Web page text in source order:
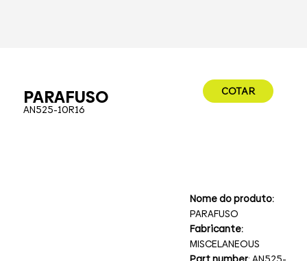
PARAFUSO
AN525-10R16
COTAR
Nome do produto:
PARAFUSO
Fabricante:
MISCELANEOUS